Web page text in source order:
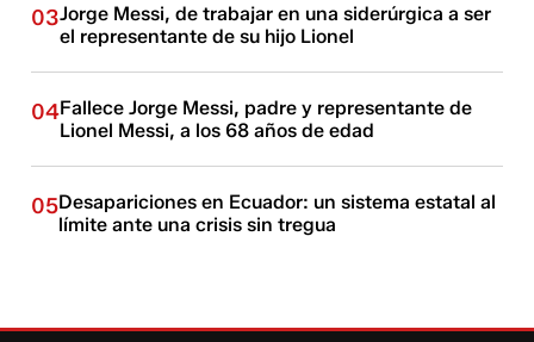
03Jorge Messi, de trabajar en una siderúrgica a ser
el representante de su hijo Lionel
04Fallece Jorge Messi, padre y representante de
Lionel Messi, a los 68 años de edad
05Desapariciones en Ecuador: un sistema estatal al
límite ante una crisis sin tregua